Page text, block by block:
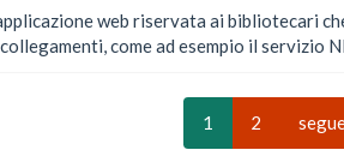
web riservata ai bibliotecari
come ad esempio il servizio
1 2